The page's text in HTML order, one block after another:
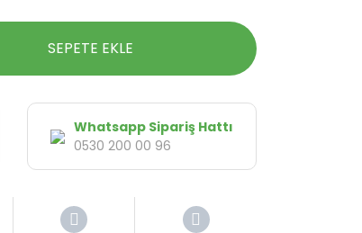
SEPETE EKLE
Whatsapp Sipariş Hattı
0530 200 00 96